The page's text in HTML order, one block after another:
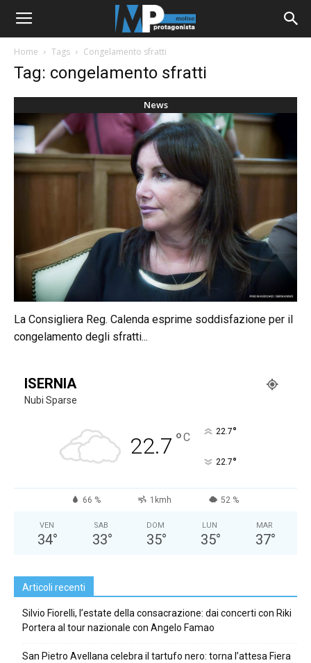
Home Tags Congelamento sfratti
Tag: congelamento sfratti
News
La Consigliera Reg. Calenda esprime soddisfazione per il
congelamento degli sfratti...
ISERNIA
Nubi Sparse
22.7 °C 22.7°
22.7°
66 % 1kmh 52 %
VEN
34°
SAB
33°
DOM
35°
LUN
35°
MAR
37°
Articoli recenti
Silvio Fiorelli, l’estate della consacrazione: dai concerti con Riki
Portera al tour nazionale con Angelo Famao
San Pietro Avellana celebra il tartufo nero: torna l’attesa Fiera